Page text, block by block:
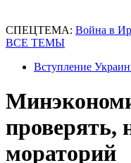
СПЕЦТЕМА: Война в
ВСЕ ТЕМЫ
Вступление
проверять,
мораторий